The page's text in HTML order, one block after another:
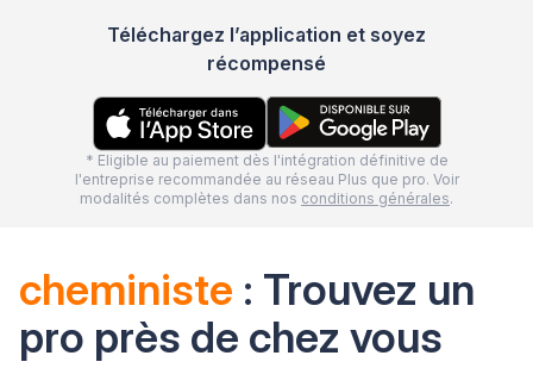
Téléchargez l’application et soyez
récompensé
* Eligible au paiement dès l'intégration définitive de
l'entreprise recommandée au réseau Plus que pro. Voir
modalités complètes dans nos conditions générales.
cheministe : Trouvez un
pro près de chez vous